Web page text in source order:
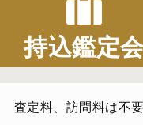
持込鑑定
査定料、訪問料は不